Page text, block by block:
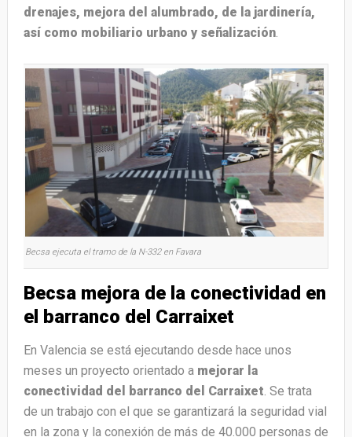
drenajes, mejora del alumbrado, de la jardinería,
así como mobiliario urbano y señalización.
Becsa ejecuta el tramo de la N-332 en Favara
Becsa mejora de la conectividad en
el barranco del Carraixet
En Valencia se está ejecutando desde hace unos
meses un proyecto orientado a mejorar la
conectividad del barranco del Carraixet. Se trata
de un trabajo con el que se garantizará la seguridad vial
en la zona y la conexión de más de 40.000 personas de